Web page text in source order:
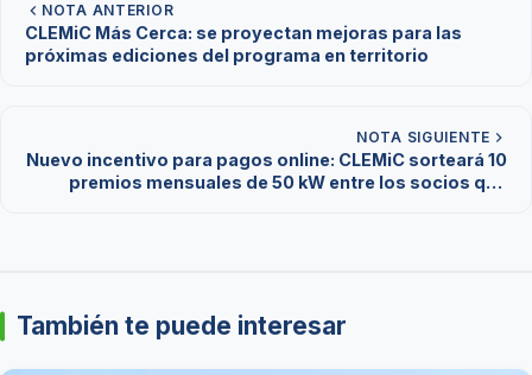
NOTA ANTERIOR
CLEMiC Más Cerca: se proyectan mejoras para las
próximas ediciones del programa en territorio
NOTA SIGUIENTE
Nuevo incentivo para pagos online: CLEMiC sorteará 10
premios mensuales de 50 kW entre los socios que
También te puede interesar